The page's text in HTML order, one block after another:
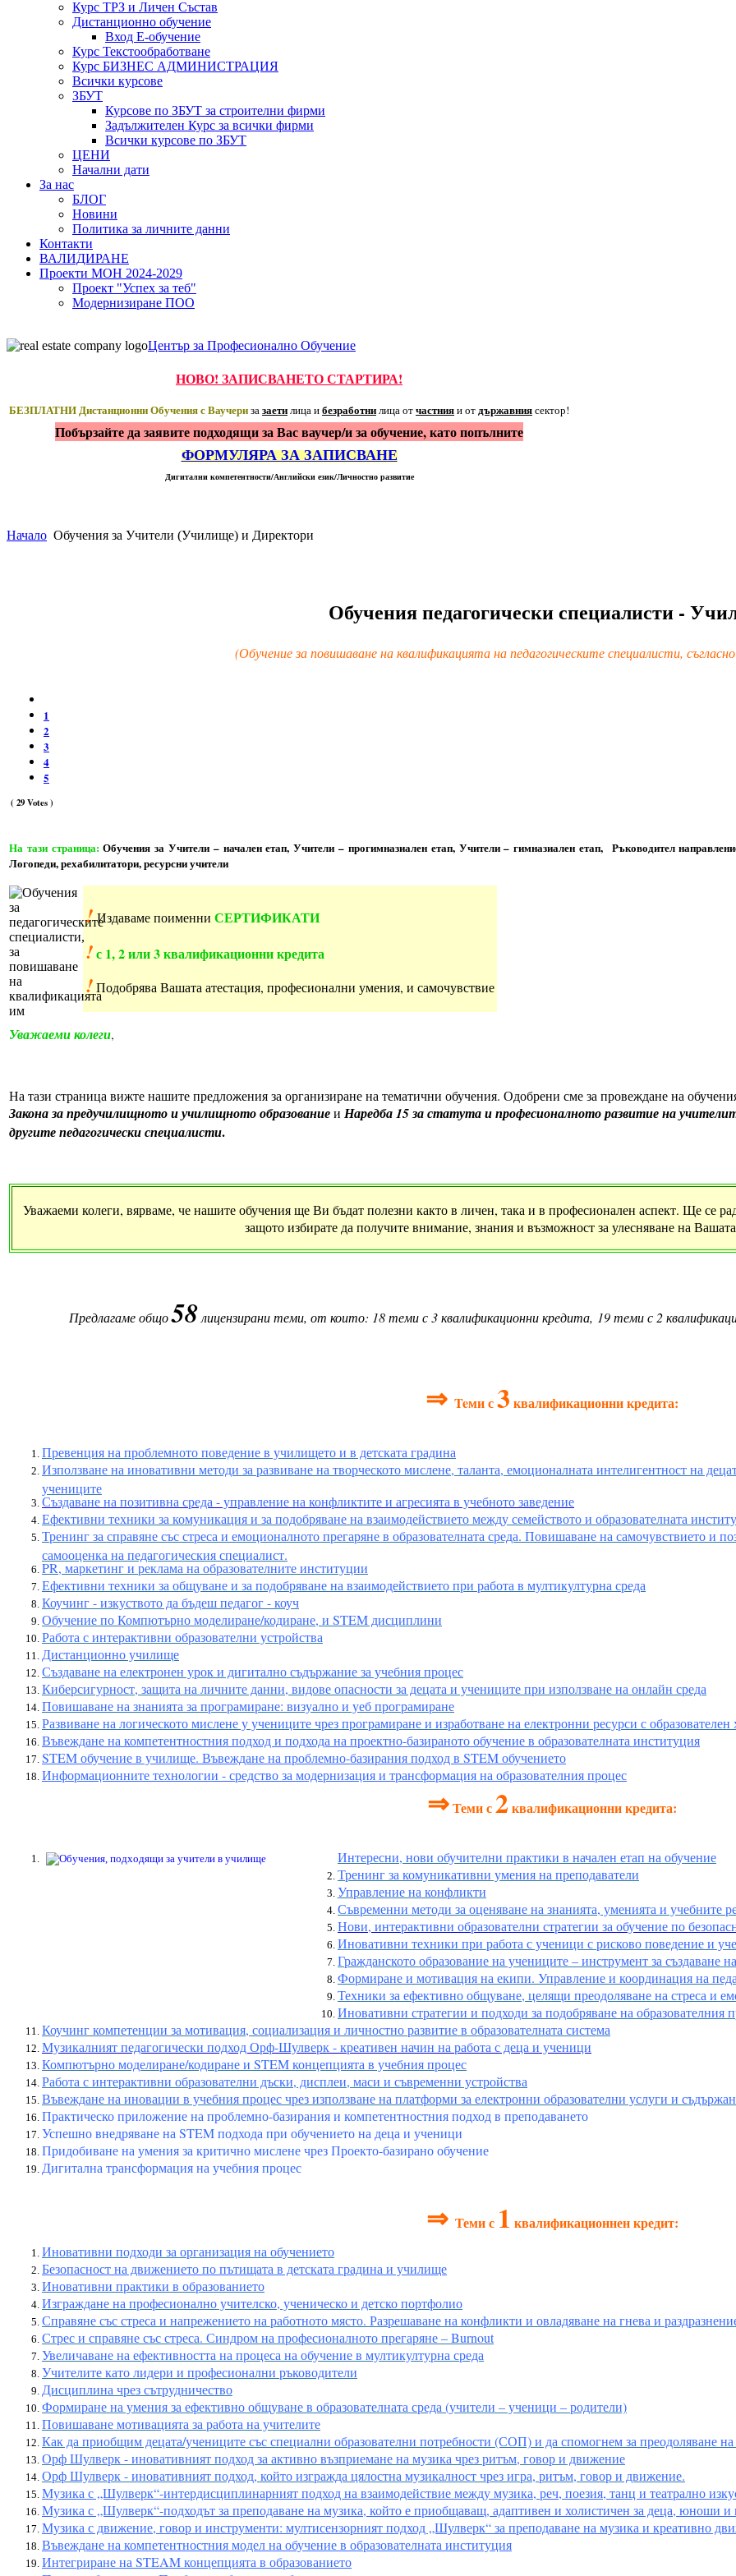
Курс ТРЗ и Личен Състав
Дистанционно обучение
Вход Е-обучение
Курс Текстообработване
Курс БИЗНЕС АДМИНИСТРАЦИЯ
Всички курсове
ЗБУТ
Курсове по ЗБУТ за строителни фирми
Задължителен Курс за всички фирми
Всички курсове по ЗБУТ
ЦЕНИ
Начални дати
За нас
БЛОГ
Новини
Политика за личните данни
Контакти
ВАЛИДИРАНЕ
Проекти МОН 2024-2029
Проект "Успех за теб"
Модернизиране ПОО
Център за Професионално Обучение
НОВО! ЗАПИСВАНЕТО СТАРТИРА!
БЕЗПЛАТНИ Дистанционни Обучения с Ваучеризазаетилица ибезработнилицаотчастнияи отдържавниясектор!
Побързайте да заявите подходящи за Вас ваучер/и за обучение, като попълните
ФОРМУЛЯРА ЗА ЗАПИСВАНЕ
Дигитални компетентности/Английски език/Личностно развитие
Начало Обучения за Учители (Училище) и Директори
Обучения педагогически специалисти -
(Обучение за повишаване на квалификацията на педагогическите специалисти,
1
2
3
4
5
( 29 Votes )
На тази страница: Обучения за Учители – начален етап, Учители – прогимназиален етап, Учители – гимназиален етап, Ръководител
Логопеди, рехабилитатори, ресурсни учители
! Издаваме поименни СЕРТИФИКАТИ
!с 1, 2 или 3 квалификационни кредита
!Подобрява Вашата атестация, професионални умения, и самочувствие
Уважаеми колеги,
На тази страница вижте нашите предложения за организиране на тематични обучения. Одобрени сме за провеждане на
Закона за предучилищното и училищното образованиеи Наредба 15 за статута и професионалното развитие на
другите педагогически специалисти.
Уважаеми колеги, вярваме, че нашите обучения ще Ви бъдат полезни както в личен, така и в професионален аспект. Ще се
защото избирате да получите внимание, знания и възможност за улесняване на
Предлагаме общо58 лицензирани теми, от които: 18 теми с 3 квалификационни кредита, 19 теми с 2
⇒ Teми с3 квалификационни кредита:
Превенция на проблемното поведение в училището и в детската градина
Използване на иновативни методи за развиване на творческото мислене, таланта, емоционалната интелигентност на
учениците
Създаване на позитивна среда - управление на конфликтите и агресията в учебното заведение
Ефективни техники за комуникация и за подобряване на взаимодействието между семейството и образователната
Тренинг за справяне със стреса и емоционалното прегаряне в образователната среда. Повишаване на самочувствието и
самооценка на педагогическия специалист.
PR, маркетинг и реклама на образователните институции
Ефективни техники за общуване и за подобряване на взаимодействието при работа в мултикултурна среда
Коучинг - изкуството да бъдеш педагог - коуч
Обучение по Компютърно моделиране/кодиране, и STEM дисциплини
Работа с интерактивни образователни устройства
Дистанционно училище
Създаване на електронен урок и дигитално съдържание за учебния процес
Киберсигурност, защита на личните данни, видове опасности за децата и учениците при използване на онлайн среда
Повишаване на знанията за програмиране: визуално и уеб програмиране
Развиване на логическото мислене у учениците чрез програмиране и изработване на електронни ресурси с образователен
Въвеждане на компетентностния подход и подхода на проектно-базираното обучение в образователната институция
STEM обучение в училище. Въвеждане на проблемно-базирания подход в STEM обучението
Информационните технологии - средство за модернизация и трансформация на образователния процес
⇒Теми с2квалификационни кредита:
Интересни, нови обучителни практики в начален етап на обучение
Тренинг за комуникативни умения на преподаватели
Управление на конфликти
Съвременни методи за оценяване на знанията, уменията и учебните
Нови, интерактивни образователни стратегии за обучение по
Иновативни техники при работа с ученици с рисково поведение и
Гражданското образование на учениците – инструмент за създаване
Формиране и мотивация на екипи. Управление и координация на
Техники за ефективно общуване, целящи преодоляване на стреса и
Иновативни стратегии и подходи за подобряване на образователния
Коучинг компетенции за мотивация, социализация и личностно развитие в образователната система
Музикалният педагогически подход Орф-Шулверк - креативен начин на работа с деца и ученици
Компютърно моделиране/кодиране и STEM концепцията в учебния процес
Работа с интерактивни образователни дъски, дисплеи, маси и съвременни устройства
Въвеждане на иновации в учебния процес чрез използване на платформи за електронни образователни услуги и
Практическо приложение на проблемно-базирания и компетентностния подход в преподаването
Успешно внедряване на STEM подхода при обучението на деца и ученици
Придобиване на умения за критично мислене чрез Проекто-базирано обучение
Дигитална трансформация на учебния процес
⇒ Теми с 1 квалификационнен кредит:
Иновативни подходи за организация на обучението
Безопасност на движението по пътищата в детската градина и училище
Иновативни практики в образованието
Изграждане на професионално учителско, ученическо и детско портфолио
Справяне със стреса и напрежението на работното място. Разрешаване на конфликти и овладяване на гнева и
Стрес и справяне със стреса. Синдром на професионалното прегаряне – Burnout
Увеличаване на ефективността на процеса на обучение в мултикултурна среда
Учителите като лидери и професионални ръководители
Дисциплина чрез сътрудничество
Формиране на умения за ефективно общуване в образователната среда (учители – ученици – родители)
Повишаване мотивацията за работа на учителите
Как да приобщим децата/учениците със специални образователни потребности (СОП) и да спомогнем за преодоляване
Орф Шулверк - иновативният подход за активно възприемане на музика чрез ритъм, говор и движение
Орф Шулверк - иновативният подход, който изгражда цялостна музикалност чрез игра, ритъм, говор и движение.
Музика с „Шулверк“-интердисциплинарният подход на взаимодействие между музика, реч, поезия, танц и театрално
Музика с „Шулверк“-подходът за преподаване на музика, който е приобщаващ, адаптивен и холистичен за деца, юноши и
Музика с движение, говор и инструменти: мултисензорният подход „Шулверк“ за преподаване на музика и креативно
Въвеждане на компетентностния модел на обучение в образователната институция
Интегриране на STEAM концепцията в образованието